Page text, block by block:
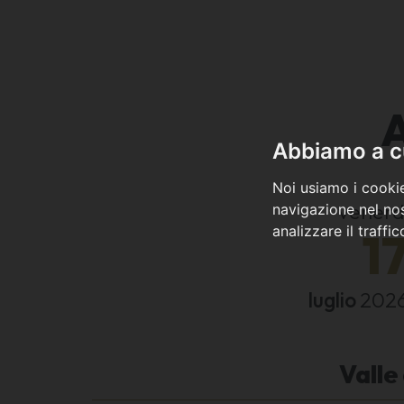
Abbiamo a
Noi usiamo i
navigazione nel
analizzare il
luglio
Valle